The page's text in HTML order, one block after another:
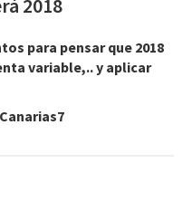
2018
para pensar que 2018
variable,.. y aplicar